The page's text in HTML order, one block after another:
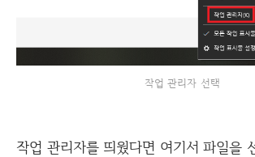
작업 관리자 선택
작업 관리자를 띄웠다면 여기서 파일을